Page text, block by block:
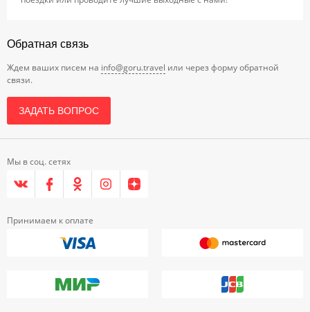
Обратная связь
Ждем ваших писем на info@goru.travel или через форму обратной
связи.
ЗАДАТЬ ВОПРОС
Мы в соц. сетях
Принимаем к оплате